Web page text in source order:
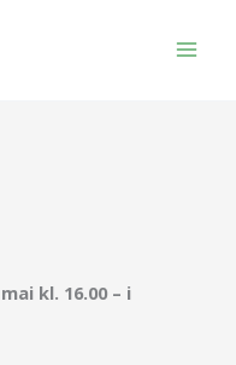
kl. 16.00 – i